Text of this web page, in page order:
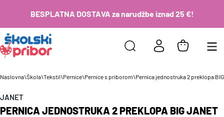
BESPLATNA DOSTAVA za narudžbe iznad 25 €!
Naslovna\Škola\Tekstil\Pernice\Pernice s priborom\Pernica jednostruka 2 preklopa
JANET
PERNICA JEDNOSTRUKA 2 PREKLOPA BIG JANET